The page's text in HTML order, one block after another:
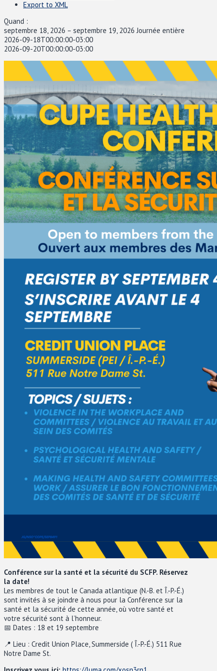
Export to XML
Quand :
septembre 18, 2026 – septembre 19, 2026 Journée entière
2026-09-18T00:00:00-03:00
2026-09-20T00:00:00-03:00
Conférence sur la santé et la sécurité du SCFP. Réservez
la date!
Les membres de tout le Canada atlantique (N.-B. et Î.-P.-É.)
sont invités à se joindre à nous pour la Conférence sur la
santé et la sécurité de cette année, où votre santé et
votre sécurité sont à l’honneur.
📅 Dates : 18 et 19 septembre
📍 Lieu : Credit Union Place, Summerside ( Î.-P.-É.) 511 Rue
Notre Dame St.